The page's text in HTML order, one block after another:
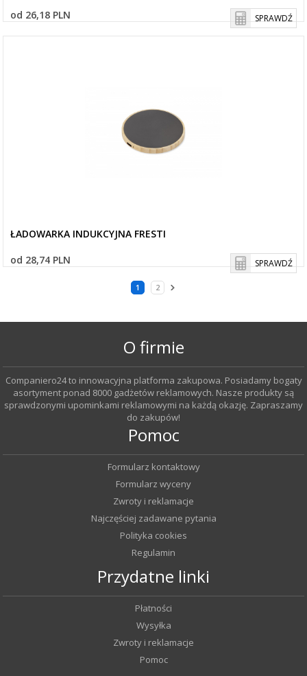
od 26,18 PLN
SPRAWDŹ
ŁADOWARKA INDUKCYJNA FRESTI
od 28,74 PLN
SPRAWDŹ
1 2
O firmie
Companiero24 to innowacyjna platforma zakupowa. Posiadamy bogaty
asortyment ponad 8000 gadżetów reklamowych. Nasze produkty są
sprawdzonymi upominkami reklamowymi na każdą okazję. Zapraszamy
do zakupów!
Pomoc
Formularz kontaktowy
Formularz wyceny
Zwroty i reklamacje
Najczęściej zadawane pytania
Polityka cookies
Regulamin
Przydatne linki
Płatności
Wysyłka
Zwroty i reklamacje
Pomoc